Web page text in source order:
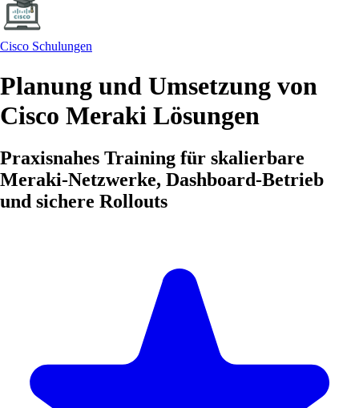
Cisco Schulungen
Planung und Umsetzung von
Cisco Meraki Lösungen
Praxisnahes Training für skalierbare
Meraki-Netzwerke, Dashboard-Betrieb
und sichere Rollouts